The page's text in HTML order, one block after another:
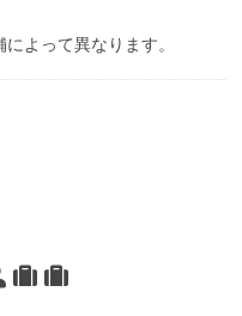
よって異なります。